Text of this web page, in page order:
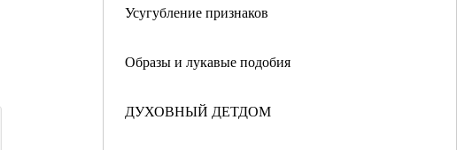
Усугубление признаков
Образы и лукавые подобия
ДУХОВНЫЙ ДЕТДОМ